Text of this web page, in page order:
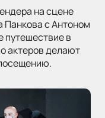
на сцене
с Антоном
в
актеров делают